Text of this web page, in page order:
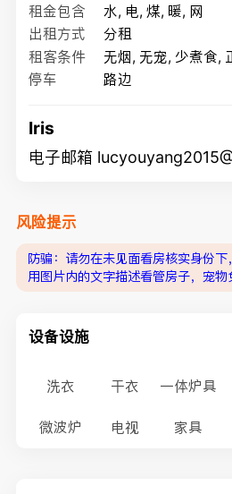
租金包含
水, 电, 煤, 暖, 网
出租方式
分租
租客条件
无烟, 无宠, 少煮食,
停车
路边
Iris
电子邮箱
风险提示
防骗：请勿在未见面看房核实身份下
用图片内的文字描述看管房子，宠
设备设施
洗衣 干衣 一体炉具
微波炉 电视 家具